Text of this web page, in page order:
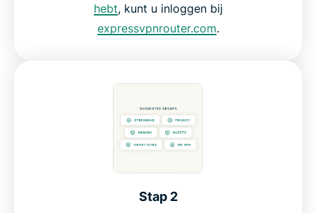
hebt, kunt u inloggen bij
expressvpnrouter.com.
Stap 2